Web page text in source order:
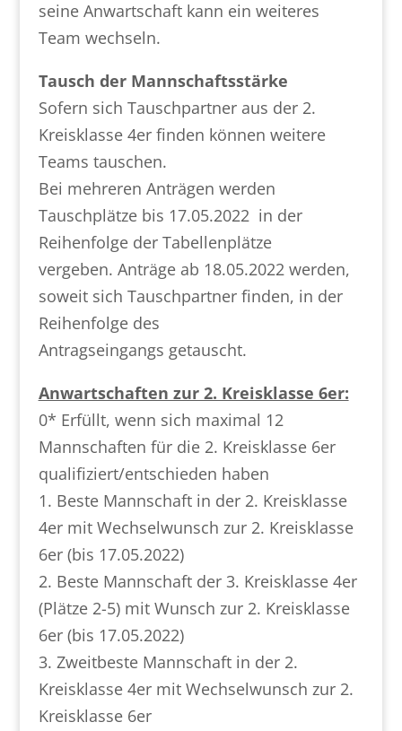
seine Anwartschaft kann ein weiteres
Team wechseln.
Tausch der Mannschaftsstärke
Sofern sich Tauschpartner aus der 2.
Kreisklasse 4er finden können weitere
Teams tauschen.
Bei mehreren Anträgen werden
Tauschplätze bis 17.05.2022 in der
Reihenfolge der Tabellenplätze
vergeben. Anträge ab 18.05.2022 werden,
soweit sich Tauschpartner finden, in der
Reihenfolge des
Antragseingangs getauscht.
Anwartschaften zur 2. Kreisklasse 6er:
0* Erfüllt, wenn sich maximal 12
Mannschaften für die 2. Kreisklasse 6er
qualifiziert/entschieden haben
1. Beste Mannschaft in der 2. Kreisklasse
4er mit Wechselwunsch zur 2. Kreisklasse
6er (bis 17.05.2022)
2. Beste Mannschaft der 3. Kreisklasse 4er
(Plätze 2-5) mit Wunsch zur 2. Kreisklasse
6er (bis 17.05.2022)
3. Zweitbeste Mannschaft in der 2.
Kreisklasse 4er mit Wechselwunsch zur 2.
Kreisklasse 6er